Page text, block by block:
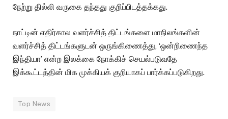
நேற்று தில்லி வருகை தந்தது குறிப்பிடத்தக்கது.
நாட்டின் எதிர்கால வளர்ச்சித் திட்டங்களை மாநிலங்களின்
வளர்ச்சித் திட்டங்களுடன் ஒருங்கிணைத்து, ‘ஒன்றிணைந்த
இந்தியா’ என்ற இலக்கை நோக்கிச் செயல்படுவதே
இக்கூட்டத்தின் மிக முக்கியக் குறியாகப் பார்க்கப்படுகிறது.
Top News